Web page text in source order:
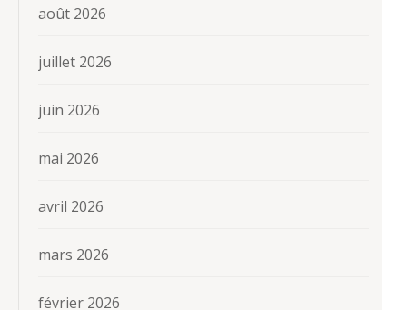
août 2026
juillet 2026
juin 2026
mai 2026
avril 2026
mars 2026
février 2026